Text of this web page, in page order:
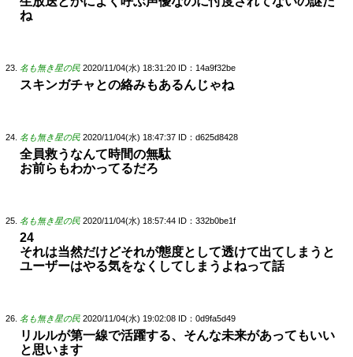
ね
名も無き星の民 2020/11/04(水) 18:31:20 ID：14a9f32be
スキンガチャとの絡みもあるんじゃね
名も無き星の民 2020/11/04(水) 18:47:37 ID：d625d8428
全員救うなんて時間の無駄
お前らもわかってるだろ
名も無き星の民 2020/11/04(水) 18:57:44 ID：332b0be1f
24
それは当然だけどそれが態度として透けて出てしまうと
ユーザーはやる気をなくしてしまうよねって話
名も無き星の民 2020/11/04(水) 19:02:08 ID：0d9fa5d49
リルルが第一線で活躍する、そんな未来があってもいい
と思います